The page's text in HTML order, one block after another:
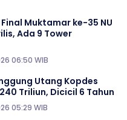
Muktamar ke-35 NU
Ada 9 Tower
06:50 WIB
Utang Kopdes
Triliun, Dicicil 6 Tahun
05:29 WIB